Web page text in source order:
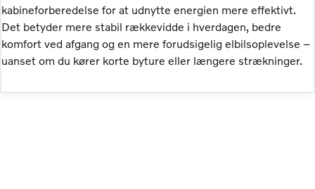
kabineforberedelse for at udnytte energien mere effektivt.
Det betyder mere stabil rækkevidde i hverdagen, bedre
komfort ved afgang og en mere forudsigelig elbilsoplevelse –
uanset om du kører korte byture eller længere strækninger.